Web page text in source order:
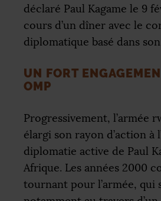
déclaré Paul Kagame le 9
cours d’un dîner avec le
diplomatique basé dans
UN FORT
OMP
Progressivement, l’armée
élargi son rayon d’action à
diplomatie active de Paul
Afrique. Les années 2000
tournant pour l’armée, qui